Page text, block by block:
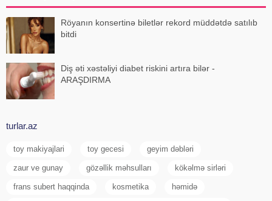
Röyanın konsertinə biletlər rekord müddətdə satılıb
bitdi
Diş əti xəstəliyi diabet riskini artıra bilər -
ARAŞDIRMA
turlar.az
toy makiyajlari toy gecesi geyim dəbləri
zaur ve gunay gözəllik məhsulları kökəlmə sirləri
frans subert haqqinda kosmetika həmidə